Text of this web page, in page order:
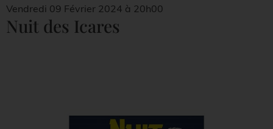
Vendredi 09 Février 2024 à 20h00
Nuit des Icares